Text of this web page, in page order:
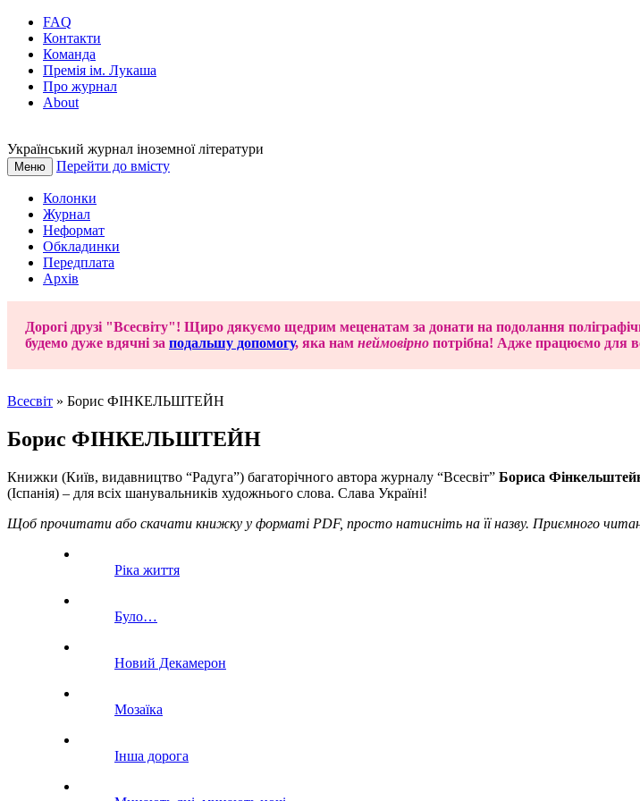
FAQ
Контакти
Команда
Премія ім. Лукаша
Про журнал
About
Український журнал іноземної літератури
Меню Перейти до вмісту
Колонки
Журнал
Неформат
Обкладинки
Передплата
Архів
Дорогі друзі "Всесвіту"! Щиро дякуємо щедрим меценатам за донати на подолання
будемо дуже вдячні за подальшу допомогу, яка нам неймовірно потрібна! Адже працюємо для
Всесвіт » Борис ФІНКЕЛЬШТЕЙН
Борис ФІНКЕЛЬШТЕЙН
Книжки (Київ, видавництво “Радуга”) багаторічного автора журналу “Всесвіт” Бориса
(Іспанія) – для всіх шанувальників художнього слова. Слава Україні!
Щоб прочитати або скачати книжку у форматі PDF, просто натисніть на її назву. Приємного
Ріка життя
Було…
Новий Декамерон
Мозаїка
Інша дорога